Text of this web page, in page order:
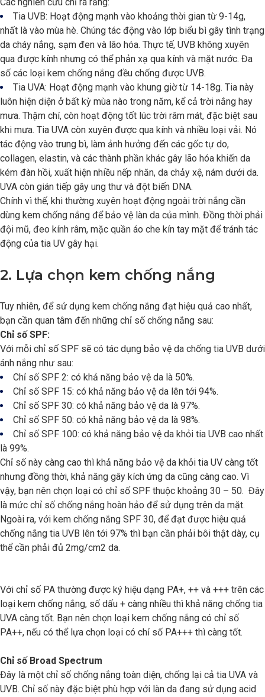
Tia UVB: Hoạt động mạnh vào khoảng thời gian từ 9-14g,
nhất là vào mùa hè. Chúng tác động vào lớp biểu bì gây tình trạng
da cháy nắng, sạm đen và lão hóa. Thực tế, UVB không xuyên
qua được kính nhưng có thể phản xạ qua kính và mặt nước. Đa
số các loại kem chống nắng đều chống được UVB.
Tia UVA: Hoạt động mạnh vào khung giờ từ 14-18g. Tia này
luôn hiện diện ở bất kỳ mùa nào trong năm, kể cả trời nắng hay
mưa. Thậm chí, còn hoạt động tốt lúc trời râm mát, đặc biệt sau
khi mưa. Tia UVA còn xuyên được qua kính và nhiều loại vải. Nó
tác động vào trung bì, làm ảnh hưởng đến các gốc tự do,
collagen, elastin, và các thành phần khác gây lão hóa khiến da
kém đàn hồi, xuất hiện nhiều nếp nhăn, da chảy xệ, nám dưới da.
UVA còn gián tiếp gây ung thư và đột biến DNA.
Chính vì thế, khi thường xuyên hoạt động ngoài trời nắng cần
dùng kem chống nắng để bảo vệ làn da của mình. Đồng thời phải
đội mũ, đeo kính râm, mặc quần áo che kín tay mặt để tránh tác
động của tia UV gây hại.
2. Lựa chọn kem chống nắng
Tuy nhiên, để sử dụng kem chống nắng đạt hiệu quả cao nhất,
bạn cần quan tâm đến những chỉ số chống nắng sau:
Chỉ số SPF:
Với mỗi chỉ số SPF sẽ có tác dụng bảo vệ da chống tia UVB dưới
ánh nắng như sau:
Chỉ số SPF 2: có khả năng bảo vệ da là 50%.
Chỉ số SPF 15: có khả năng bảo vệ da lên tới 94%.
Chỉ số SPF 30: có khả năng bảo vệ da là 97%.
Chỉ số SPF 50: có khả năng bảo vệ da là 98%.
Chỉ số SPF 100: có khả năng bảo vệ da khỏi tia UVB cao nhất
là 99%.
Chỉ số này càng cao thì khả năng bảo vệ da khỏi tia UV càng tốt
nhưng đồng thời, khả năng gây kích ứng da cũng càng cao. Vì
vậy, bạn nên chọn loại có chỉ số SPF thuộc khoảng 30 – 50. Đây
là mức chỉ số chống nắng hoàn hảo để sử dụng trên da mặt.
Ngoài ra, với kem chống nắng SPF 30, để đạt được hiệu quả
chống nắng tia UVB lên tới 97% thì bạn cần phải bôi thật dày, cụ
thể cần phải đủ 2mg/cm2 da.
Với chỉ số PA thường được ký hiệu dạng PA+, ++ và +++ trên các
loại kem chống nắng, số dấu + càng nhiều thì khả năng chống tia
UVA càng tốt. Bạn nên chọn loại kem chống nắng có chỉ số
PA++, nếu có thể lựa chọn loại có chỉ số PA+++ thì càng tốt.
Chỉ số Broad Spectrum
Đây là một chỉ số chống nắng toàn diện, chống lại cả tia UVA và
UVB. Chỉ số này đặc biệt phù hợp với làn da đang sử dụng acid